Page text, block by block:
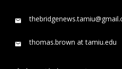
thomas.brown at tamiu.edu